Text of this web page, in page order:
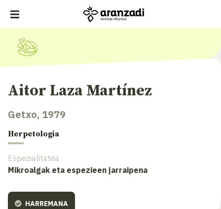
Aitor Laza Martínez
Getxo, 1979
Herpetologia
Espezialitatea
Mikroalgak eta espezieen jarraipena
HARREMANA